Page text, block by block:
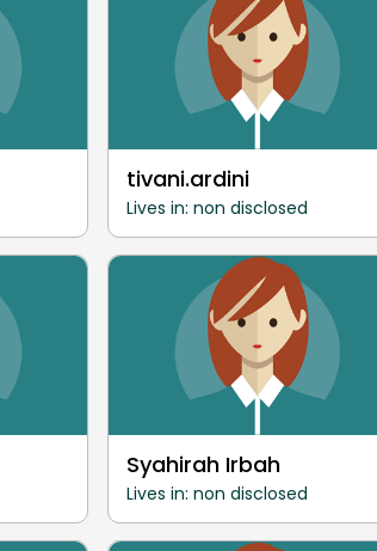
tivani.ardini
Lives in: non disclosed
Syahirah Irbah
Lives in: non disclosed